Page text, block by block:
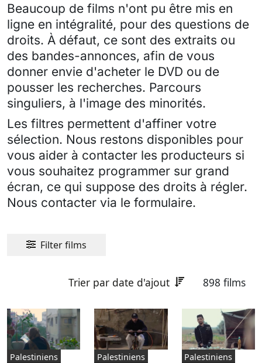
Beaucoup de films n'ont pu être mis en
ligne en intégralité, pour des questions de
droits. À défaut, ce sont des extraits ou
des bandes-annonces, afin de vous
donner envie d'acheter le DVD ou de
pousser les recherches. Parcours
singuliers, à l'image des minorités.
Les filtres permettent d'affiner votre
sélection. Nous restons disponibles pour
vous aider à contacter les producteurs si
vous souhaitez programmer sur grand
écran, ce qui suppose des droits à régler.
Nous contacter via le formulaire.
Filter films
Trier par date d'ajout 898 films
Palestiniens
Palestiniens
Palestiniens